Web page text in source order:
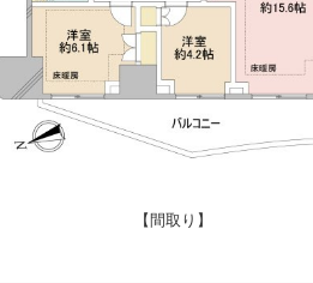
【間取り】